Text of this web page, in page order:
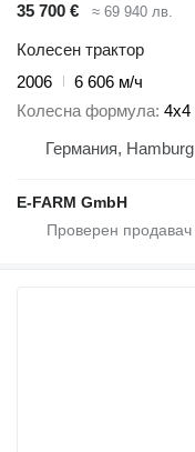
35 700 €
≈ 69 940 лв.
Колесен трактор
2006
6 606 м/ч
Колесна формула 4x4
Германия, Hamburg
E-FARM GmbH